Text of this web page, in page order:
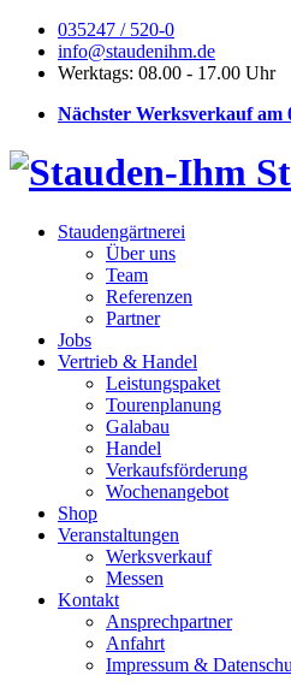
035247 / 520-0
info@staudenihm.de
Werktags: 08.00 - 17.00 Uhr
Nächster Werksverkauf am
Staudengärtnerei
Über uns
Team
Referenzen
Partner
Jobs
Vertrieb & Handel
Leistungspaket
Tourenplanung
Galabau
Handel
Verkaufsförderung
Wochenangebot
Shop
Veranstaltungen
Werksverkauf
Messen
Kontakt
Ansprechpartner
Anfahrt
Impressum &